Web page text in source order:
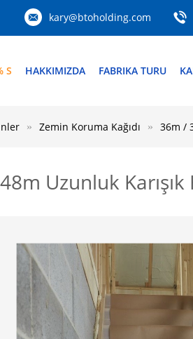
kary@btoholding.com
S HAKKIMIZDA FABRIKA TURU
Zemin Koruma Kağıdı 36m /
Uzunluk